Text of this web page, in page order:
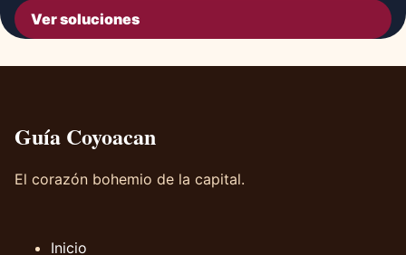
Ver soluciones
Guía Coyoacan
El corazón bohemio de la capital.
Inicio